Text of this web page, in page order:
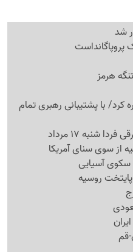
شد
هرمز
کرد/ با پشتیبانی رهبری تمام
شنبه 17 مرداد
از سوی سنای آمریکا
سکوی آسیایی
روسیه
قم